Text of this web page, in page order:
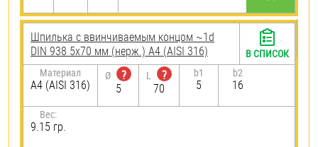
Шпилька c ввинчиваемым концом ~1d
DIN 938 5х70 мм (нерж.) A4 (AISI 316)
Материал
A4 (AISI 316)
Ø
?
5
L
?
70
b1
5
b2
16
Вес:
9.15 гр.
В СПИСОК